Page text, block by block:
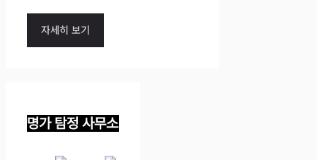
자세히 보기
명가 탐정 사무소